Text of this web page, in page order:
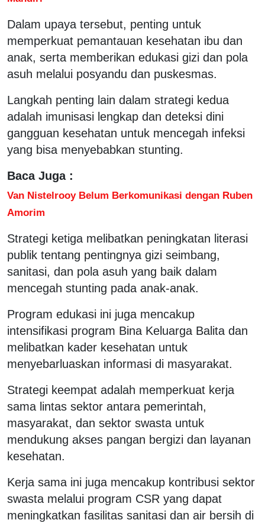
Dalam upaya tersebut, penting untuk
memperkuat pemantauan kesehatan ibu dan
anak, serta memberikan edukasi gizi dan pola
asuh melalui posyandu dan puskesmas.
Langkah penting lain dalam strategi kedua
adalah imunisasi lengkap dan deteksi dini
gangguan kesehatan untuk mencegah infeksi
yang bisa menyebabkan stunting.
Baca Juga :
Van Nistelrooy Belum Berkomunikasi dengan Ruben
Amorim
Strategi ketiga melibatkan peningkatan literasi
publik tentang pentingnya gizi seimbang,
sanitasi, dan pola asuh yang baik dalam
mencegah stunting pada anak-anak.
Program edukasi ini juga mencakup
intensifikasi program Bina Keluarga Balita dan
melibatkan kader kesehatan untuk
menyebarluaskan informasi di masyarakat.
Strategi keempat adalah memperkuat kerja
sama lintas sektor antara pemerintah,
masyarakat, dan sektor swasta untuk
mendukung akses pangan bergizi dan layanan
kesehatan.
Kerja sama ini juga mencakup kontribusi sektor
swasta melalui program CSR yang dapat
meningkatkan fasilitas sanitasi dan air bersih di